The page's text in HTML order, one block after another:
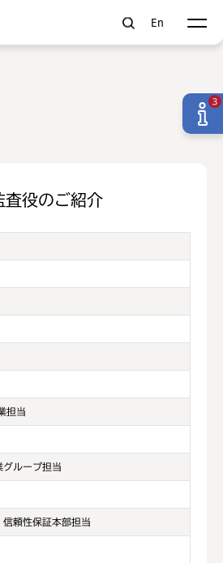
En
査役のご紹介
担当
ループ担当
頼性保証本部担当
3